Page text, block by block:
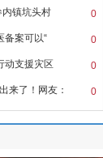
0
镇坑头村
0
备案可以“
0
动支援灾区
0
来了！网友：